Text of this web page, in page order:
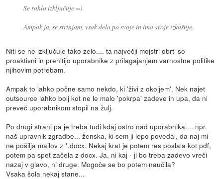
Se rahlo izključuje =)
Ampak ja, se strinjam, vsak dela po svoje in ima svoje izkušnje.
Niti se ne izključuje tako zelo.... ta največji mojstri obrti so
proaktivni in prehitijo uporabnike z prilagajanjem varnostne politike
njihovim potrebam.
Ampak to lahko počne samo nekdo, ki 'živi z okoljem'. Nek najet
outsource lahko bolj kot ne le malo 'pokrpa' zadeve in upa, da ni
preveč uporabnikom stopil na žulj.
Po drugi strani pa je treba tudi kdaj ostro nad uporabnika.... npr.
naš upravnik zgradbe... ženska, ki sem ji lepo povedal, da naj mi
ne pošilja mailov z *.docx. Nekaj krat je potem res poslala kot pdf,
potem pa spet začela z docx. Ja, ni kaj - ji bo treba zadevo vreči
nazaj v glavo, ni druge. Mogoče se bo potem naučila?
Vsaka šola nekaj stane...